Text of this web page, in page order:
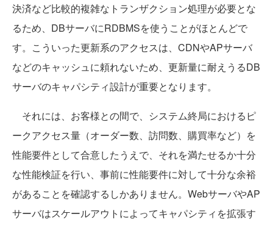
決済など比較的複雑なトランザクション処理が必要とな
るため、DBサーバにRDBMSを使うことがほとんどで
す。こういった更新系のアクセスは、CDNやAPサーバ
などのキャッシュに頼れないため、更新量に耐えうるDB
サーバのキャパシティ設計が重要となります。
それには、お客様との間で、システム終局におけるピ
ークアクセス量（オーダー数、訪問数、購買率など）を
性能要件として合意したうえで、それを満たせるか十分
な性能検証を行い、事前に性能要件に対して十分な余裕
があることを確認するしかありません。WebサーバやAP
サーバはスケールアウトによってキャパシティを拡張す